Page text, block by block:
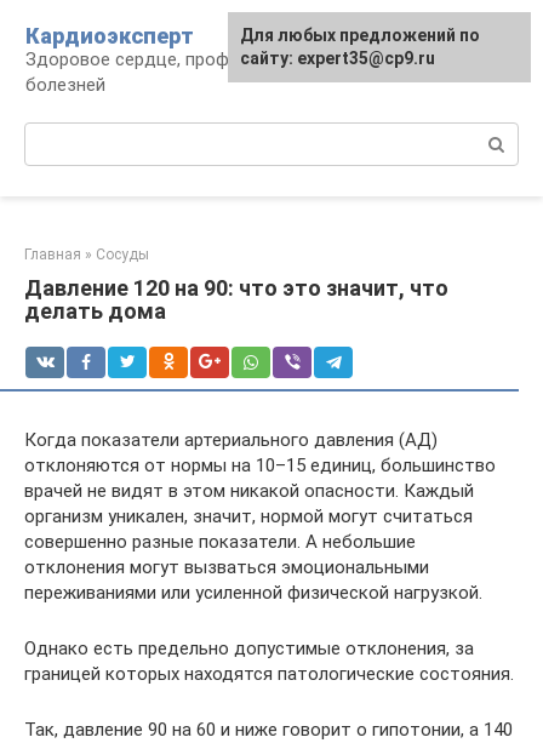
контенту
Кардиоэксперт
Здоровое сердце, профилактика и лечение
болезней
Главная » Сосуды
Давление 120 на 90: что это значит, что
делать дома
Когда показатели артериального давления (АД)
отклоняются от нормы на 10–15 единиц, большинство
врачей не видят в этом никакой опасности. Каждый
организм уникален, значит, нормой могут считаться
совершенно разные показатели. А небольшие
отклонения могут вызваться эмоциональными
переживаниями или усиленной физической нагрузкой.
Однако есть предельно допустимые отклонения, за
границей которых находятся патологические состояния.
Так, давление 90 на 60 и ниже говорит о гипотонии, а 140
Для любых предложений по
сайту: expert35@cp9.ru